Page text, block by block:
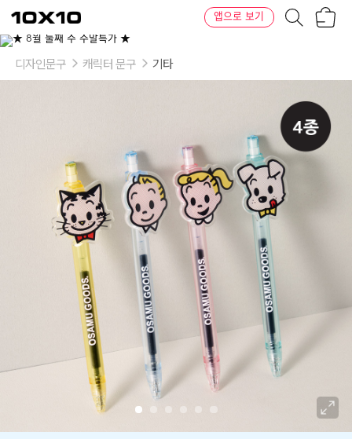
텐
바
텐
앱으로 보기
이
상
디자인문구 캐릭터 문구 기타